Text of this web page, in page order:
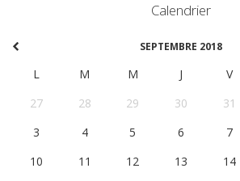
Calendrier
SEPTEMBRE 2018
L M M J V
27
28 29 30 31
3
4 5 6 7
10
11 12 13 14